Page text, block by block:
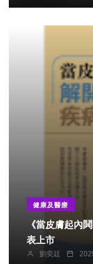
健康及醫療
《當皮膚起內
表上市
劉奕廷